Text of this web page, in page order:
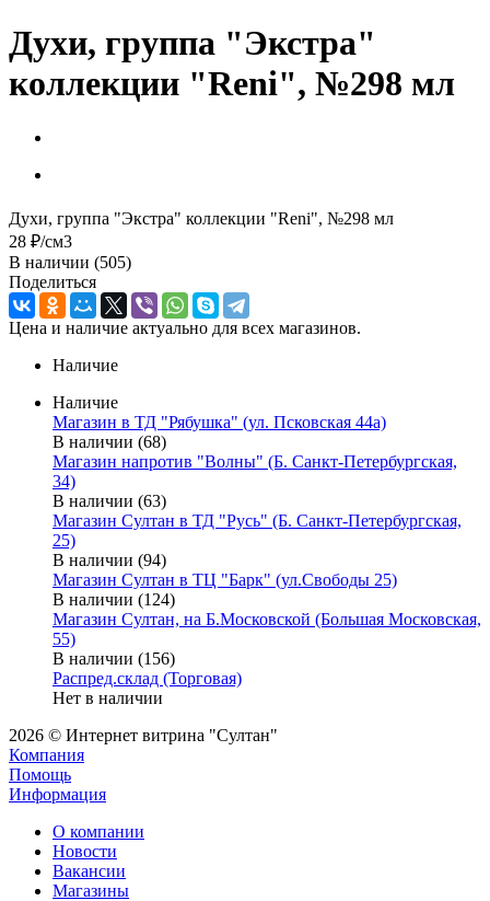
Духи, группа "Экстра"
коллекции "Reni", №298 мл
Духи, группа "Экстра" коллекции "Reni", №298 мл
28 ₽/см3
В наличии (505)
Поделиться
Цена и наличие актуально для всех магазинов.
Наличие
Наличие
Магазин в ТД "Рябушка" (ул. Псковская 44а)
В наличии (68)
Магазин напротив "Волны" (Б. Санкт-Петербургская,
34)
В наличии (63)
Магазин Султан в ТД "Русь" (Б. Санкт-Петербургская,
25)
В наличии (94)
Магазин Султан в ТЦ "Барк" (ул.Свободы 25)
В наличии (124)
Магазин Султан, на Б.Московской (Большая Московская,
55)
В наличии (156)
Распред.склад (Торговая)
Нет в наличии
2026 © Интернет витрина "Султан"
Компания
Помощь
Информация
О компании
Новости
Вакансии
Магазины